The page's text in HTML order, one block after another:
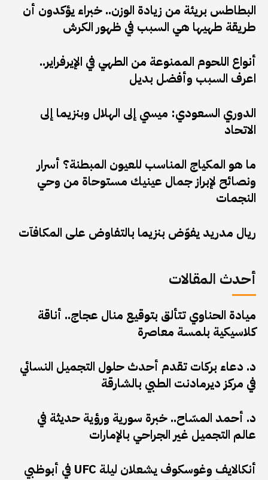
البطاطس بريئة من زيادة الوزن.. خبراء يؤكدون أن
طريقة طهيها هي السبب في ظهور الكرش
أنواع اللحوم الممنوعة من الطهي في الإيرفراير..
اعرف السبب وأفضل بديل
الدوري السعودي: ميسي إلى الهلال وبنزيما إلى
الاتحاد
ما هو المكياج المناسب للعيون المبطنة؟ أسرار
ونصائح لإبراز جمال عينيك مستوحاة من وحي
النجمات
ريال مدريد يفوّض بنزيما بالتفاوض على المكافآت
أحدث المقالات
ميادة الحناوي تتألق بتوقيع منال عجاج.. أناقة
كلاسيكية بلمسة معاصرة
د. دعاء بركات تقدم أحدث حلول التجميل النسائي
في مركز ديرمادنت الطبي بالشارقة
د. أحمد المسّاح.. خبرة سورية ورؤية حديثة في
عالم التجميل غير الجراحي بالإمارات
أنكالايف وغوسكوف يشعلان ليلة UFC في أبوظبي